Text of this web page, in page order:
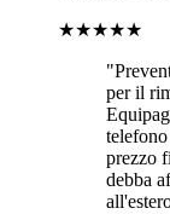
★★★★★
per il
telefono
prezzo
debba